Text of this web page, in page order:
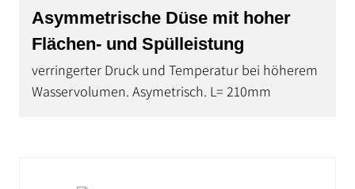
Asymmetrische Düse mit hoher
Flächen- und Spülleistung
verringerter Druck und Temperatur bei höherem
Wasservolumen. Asymetrisch. L= 210mm